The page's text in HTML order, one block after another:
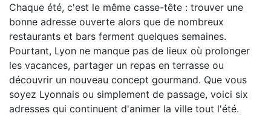
Chaque été, c'est le même casse-tête : trouver une
bonne adresse ouverte alors que de nombreux
restaurants et bars ferment quelques semaines.
Pourtant, Lyon ne manque pas de lieux où prolonger
les vacances, partager un repas en terrasse ou
découvrir un nouveau concept gourmand. Que vous
soyez Lyonnais ou simplement de passage, voici six
adresses qui continuent d'animer la ville tout l'été.